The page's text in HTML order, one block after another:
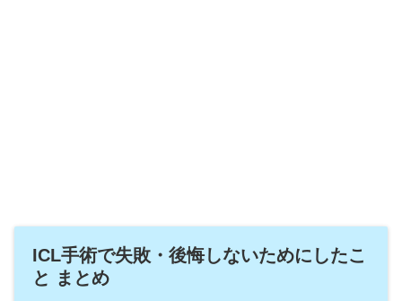
ICL手術で失敗・後悔しないためにしたこ
と まとめ